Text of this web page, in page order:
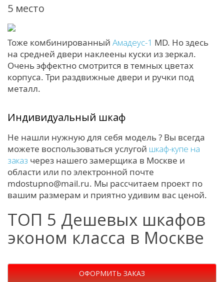
5 место
Тоже комбинированный Амадеус-1 MD. Но здесь
на средней двери наклеены куски из зеркал.
Очень эффектно смотрится в темных цветах
корпуса. Три раздвижные двери и ручки под
металл.
Индивидуальный шкаф
Не нашли нужную для себя модель ? Вы всегда
можете воспользоваться услугой шкаф-купе на
заказ через нашего замерщика в Москве и
области или по электронной почте
mdostupno@mail.ru. Мы рассчитаем проект по
вашим размерам и приятно удивим вас ценой.
ТОП 5 Дешевых шкафов
эконом класса в Москве
ОФОРМИТЬ ЗАКАЗ